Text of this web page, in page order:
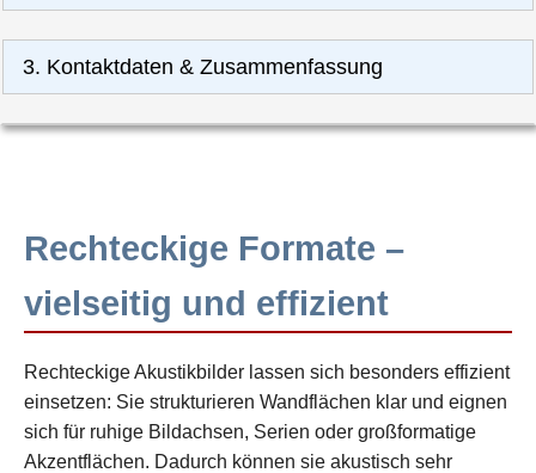
3. Kontaktdaten & Zusammenfassung
Rechteckige Formate –
vielseitig und effizient
Rechteckige Akustikbilder lassen sich besonders effizient
einsetzen: Sie strukturieren Wandflächen klar und eignen
sich für ruhige Bildachsen, Serien oder großformatige
Akzentflächen. Dadurch können sie akustisch sehr